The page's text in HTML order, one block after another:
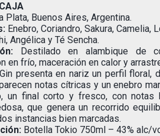
Plata, Buenos Aires, Argentina.
Enebro, Coriandro, Sakura, Camelia,
Angélica y Té Sencha.
Destilado en alambique de
en frío, maceración en calor y
presenta en nariz un perfil floral,
notas cítricas y un enebro
un final corto y fresco, con notas
que genera un recorrido
instancias bien marcadas.
Botella Tokio 750ml – 43% alc/